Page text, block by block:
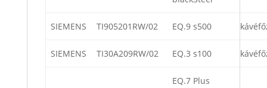
SIEMENS TI905201RW/02 EQ.9 s500
SIEMENS TI30A209RW/02 EQ.3 s100
EQ.7 Plus